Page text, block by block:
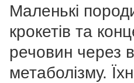
Маленькі
крокетів та
речовин через
метаболізму.